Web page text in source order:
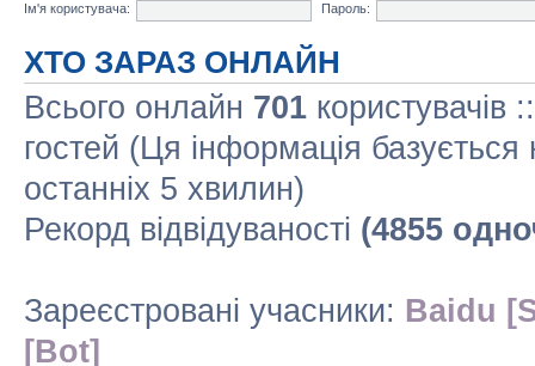
Ім'я користувача:
Пароль:
ХТО ЗАРАЗ ОНЛАЙН
Всього онлайн 701 користувачів
гостей (Ця інформація базується
останніх 5 хвилин)
Рекорд відвідуваності (4855
Зареєстровані учасники: Baidu
[Bot]